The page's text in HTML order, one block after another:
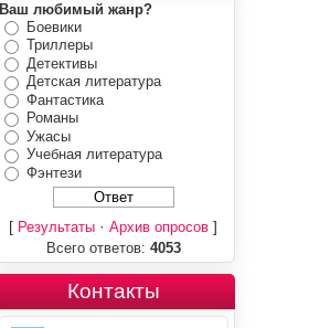
Ваш любимый жанр?
Боевики
Триллеры
Детективы
Детская литература
Фантастика
Романы
Ужасы
Учебная литература
Фэнтези
[ Результаты ·Архив опросов ]
Всего ответов: 4053
Контакты